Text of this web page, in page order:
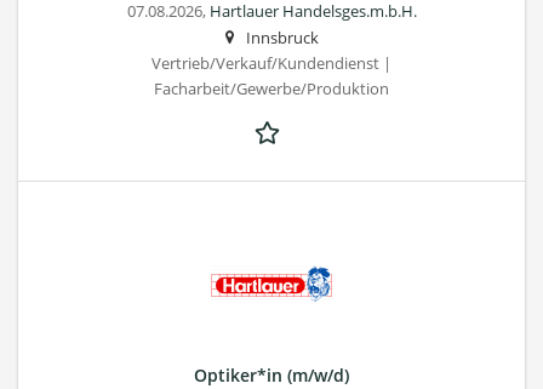
07.08.2026, Hartlauer Handelsges.m.b.H.
Innsbruck
Vertrieb/Verkauf/Kundendienst |
Facharbeit/Gewerbe/Produktion
Optiker*in (m/w/d)